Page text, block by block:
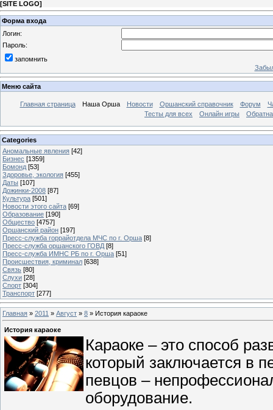
[SITE LOGO]
Форма входа
Логин:
Пароль:
запомнить
Меню сайта
Главная страница Наша Орша Новости Оршанский справочник Форум
Тесты для всех
Онлайн игры
Categories
Аномальные явления [42]
Бизнес [1359]
Бомонд [53]
Здоровье, экология [455]
Даты [107]
Дожинки-2008 [87]
Культура [501]
Новости этого сайта [69]
Образование [190]
Общество [4757]
Оршанский район [197]
Пресс-служба горрайотдела МЧС по г. Орша [8]
Пресс-служба оршанского ГОВД [8]
Пресс-служба ИМНС РБ по г. Орша [51]
Проиcшествия, криминал [638]
Связь [80]
Слухи [28]
Спорт [304]
Транспорт [277]
Главная » 2011 » Август » 8 » История караоке
История караоке
Караоке – это способ
который заключается в
певцов –
оборудование.